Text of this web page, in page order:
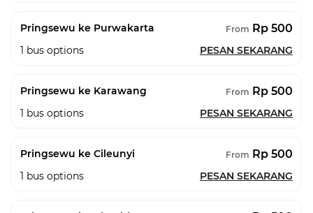
Pringsewu ke Purwakarta From Rp 500
1 bus options PESAN SEKARANG
Pringsewu ke Karawang From Rp 500
1 bus options PESAN SEKARANG
Pringsewu ke Cileunyi From Rp 500
1 bus options PESAN SEKARANG